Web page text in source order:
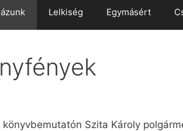
Lelkiség Egymásért
Szita Károly